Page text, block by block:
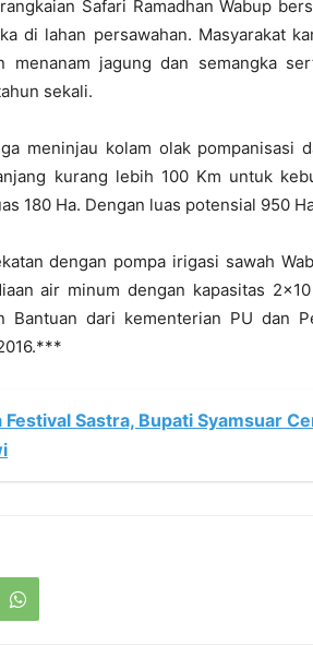
Safari Ramadhan Wabup
di lahan persawahan. Masyarakat
menanam jagung dan semangka
sekali.
meninjau kolam olak pompanisasi
kurang lebih 100 Km untuk
180 Ha. Dengan luas potensial 950
dengan pompa irigasi sawah
air minum dengan kapasitas
Bantuan dari kementerian PU dan
Festival Sastra, Bupati Syamsuar